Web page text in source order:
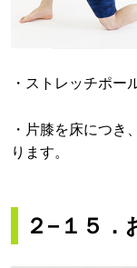
・ストレッチポー
・片膝を床につき
ります。
２−１５．